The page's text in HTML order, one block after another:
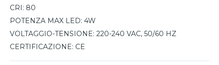
CRI: 80
POTENZA MAX LED: 4W
VOLTAGGIO-TENSIONE: 220-240 VAC, 50/60 HZ
CERTIFICAZIONE: CE